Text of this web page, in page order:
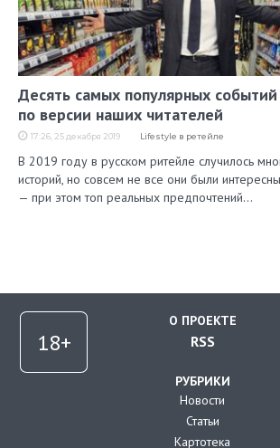
Десять самых популярных
по версии наших читателей
17:26, 25 декабря 2019 Lifestyle в ретейле
В 2019 году в русском ритейле случилось
историй, но совсем не все они были
— при этом топ реальных предпочтений…
О ПРОЕКТЕ
RSS
РУБРИКИ
Новости
Статьи
Картотека